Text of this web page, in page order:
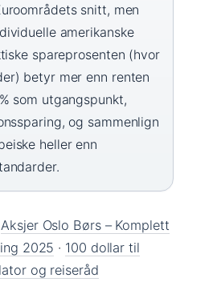
snitt, men
amerikanske
spareprosenten (hvor
betyr mer enn renten
som utgangspunkt,
og sammenlign
heller enn
Aksjer Oslo Børs – Komplett
2025 · 100 dollar til
og reiseråd